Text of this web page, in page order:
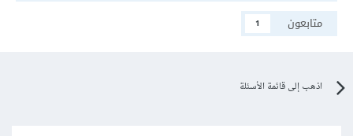
متابعون
1
اذهب إلى قائمة الأسئلة